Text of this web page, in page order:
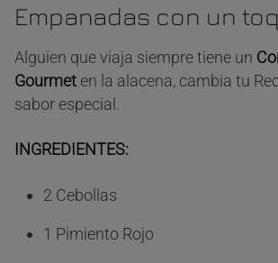
Empanadas con un
Alguien que viaja siempre tiene un
Gourmet en la alacena, cambia tu
sabor especial.
INGREDIENTES:
2 Cebollas
1 Pimiento Rojo